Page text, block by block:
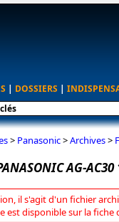
| DOSSIERS |
> Panasonic>Archives>
AG-
il s'agit d'un fichier
est disponible sur la fiche